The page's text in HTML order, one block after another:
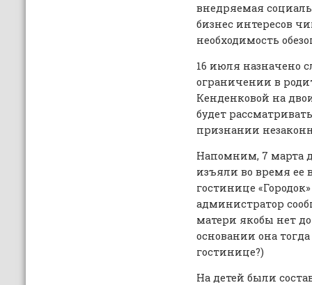
внедряемая
бизнес интересов
необходимость
16 июля назначено
ограничении в
Кенденковой на
будет
признании
Напомним, 7 марта
изъяли во время ее
гостинице
администратор
матери якобы нет
основании она
гостинице?)
На детей были